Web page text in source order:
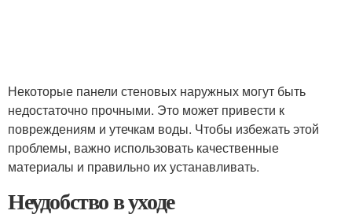
Некоторые панели стеновых наружных могут быть
недостаточно прочными. Это может привести к
повреждениям и утечкам воды. Чтобы избежать этой
проблемы, важно использовать качественные
материалы и правильно их устанавливать.
Неудобство в уходе